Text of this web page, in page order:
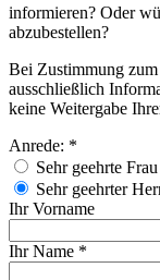
informieren? Oder
abzubestellen?
Bei Zustimmung
ausschließlich
keine Weitergabe
Anrede: *
Sehr geehrte Frau
Sehr geehrter
Ihr Vorname
Ihr Name *